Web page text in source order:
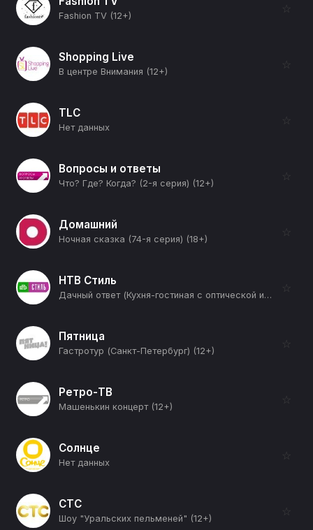
Fashion TV (12+)
☆
Shopping Live
В центре Внимания (12+)
☆
TLC
Нет данных
☆
Вопросы и ответы
Что? Где? Когда? (2-я серия) (12+)
☆
Домашний
Ночная сказка (74-я серия) (18+)
☆
НТВ Стиль
Дачный ответ (Кухня-гостиная с оптической иллюзией) (12+)
☆
Пятница
Гастротур (Санкт-Петербург) (12+)
☆
Ретро-ТВ
Машенькин концерт (12+)
☆
Солнце
Нет данных
☆
СТС
Шоу "Уральских пельменей" (12+)
☆